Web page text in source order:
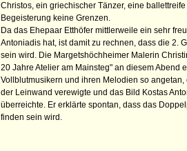
Christos, ein griechischer Tänzer, eine
Begeisterung keine Grenzen.
Da das Ehepaar Etthöfer mittlerweile ein sehr
Antoniadis hat, ist damit zu rechnen, dass die 2.
sein wird. Die Margetshöchheimer Malerin
20 Jahre Atelier am Mainsteg" an diesem Abend
Vollblutmusikern und ihren Melodien so
der Leinwand verewigte und das Bild Kostas
überreichte. Er erklärte spontan, dass das
finden sein wird.